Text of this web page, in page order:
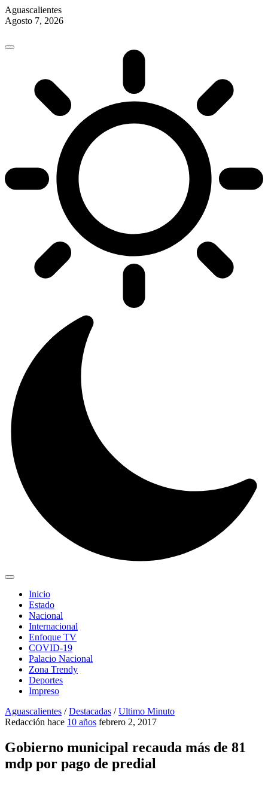
Aguascalientes
Agosto 7, 2026
content
Inicio
Estado
Nacional
Internacional
Enfoque TV
COVID-19
Palacio Nacional
Zona Trendy
Deportes
Impreso
Aguascalientes /Destacadas /Ultimo Minuto
Redacción hace 10 años febrero 2, 2017
Gobierno municipal recauda más de 81
mdp por pago de predial